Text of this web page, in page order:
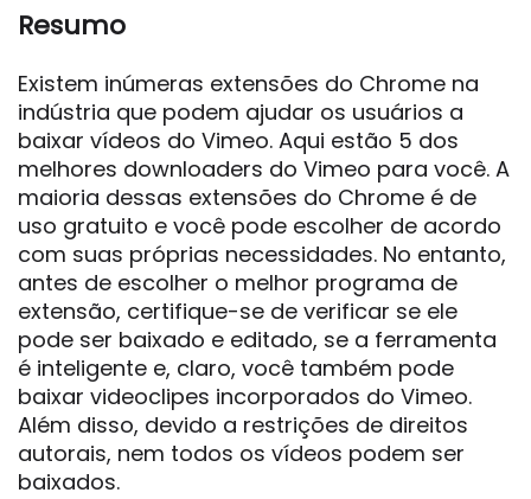
Resumo
Existem inúmeras extensões do Chrome na
indústria que podem ajudar os usuários a
baixar vídeos do Vimeo. Aqui estão 5 dos
melhores downloaders do Vimeo para você. A
maioria dessas extensões do Chrome é de
uso gratuito e você pode escolher de acordo
com suas próprias necessidades. No entanto,
antes de escolher o melhor programa de
extensão, certifique-se de verificar se ele
pode ser baixado e editado, se a ferramenta
é inteligente e, claro, você também pode
baixar videoclipes incorporados do Vimeo.
Além disso, devido a restrições de direitos
autorais, nem todos os vídeos podem ser
baixados.